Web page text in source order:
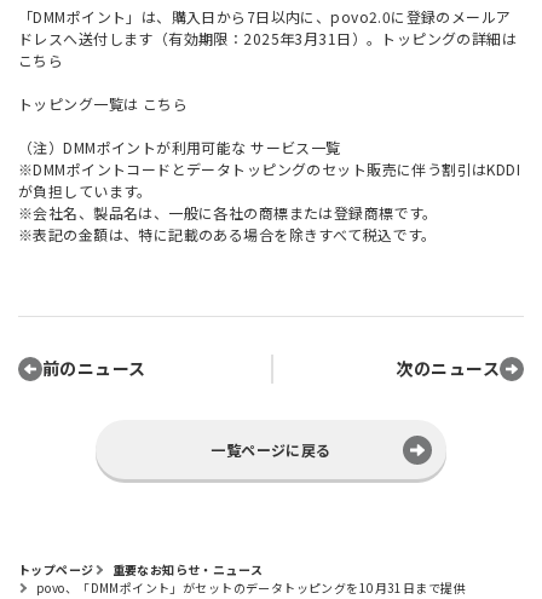
「DMMポイント」は、購入日から7日以内に、povo2.0に登録のメールア
ドレスへ送付します（有効期限：2025年3月31日）。トッピングの詳細は
こちら
トッピング一覧は こちら
（注）DMMポイントが利用可能なサービス一覧
※DMMポイントコードとデータトッピングのセット販売に伴う割引はKDDI
が負担しています。
※会社名、製品名は、一般に各社の商標または登録商標です。
※表記の金額は、特に記載のある場合を除きすべて税込です。
前のニュース 次のニュース
一覧ページに戻る
トップページ
重要なお知らせ・ニュース
povo、「DMMポイント」がセットのデータトッピングを10月31日まで提供